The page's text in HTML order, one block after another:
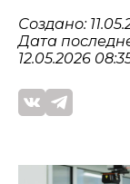
Создано:
Дата
12.05.2026